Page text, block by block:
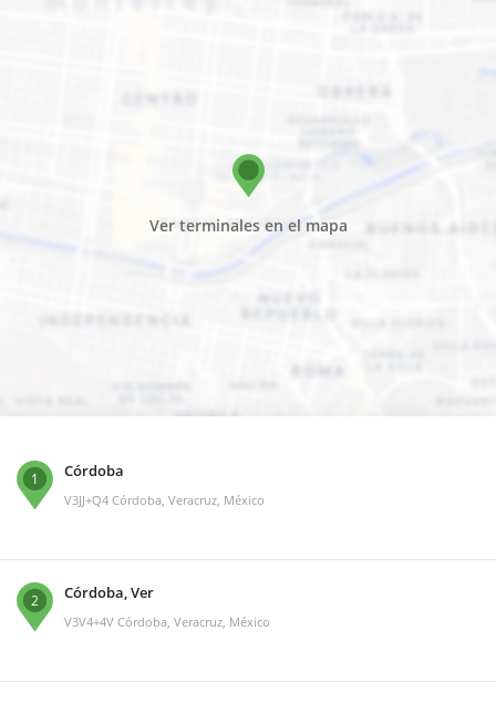
Ver terminales en el mapa
1 Córdoba
V3JJ+Q4 Córdoba, Veracruz, México
2 Córdoba, Ver
V3V4+4V Córdoba, Veracruz, México